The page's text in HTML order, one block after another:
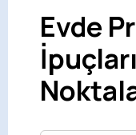
Evde